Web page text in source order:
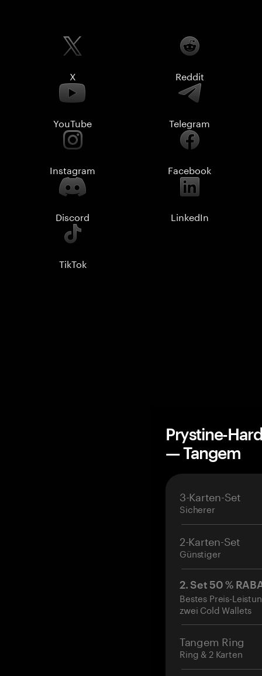
X Reddit
YouTube Telegram
Instagram Facebook
Discord LinkedIn
TikTok
Prystine-
— Tangem
3-Karten-Set
Sicherer
2-Karten-Set
Günstiger
2. Set 50 %
Bestes Preis-
zwei Cold Wallets
Tangem Ring
Ring & 2 Karten